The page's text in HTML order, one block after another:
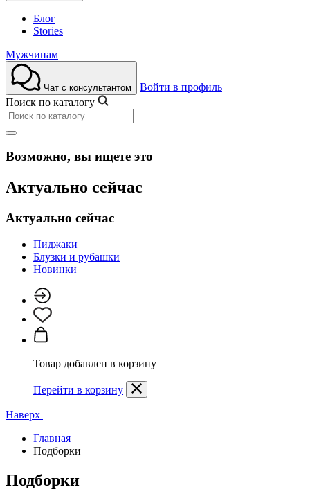
Блог
Stories
Мужчинам
Чат с консультантом
Войти в профиль
Поиск по каталогу
Возможно, вы ищете это
Актуально сейчас
Актуально сейчас
Пиджаки
Блузки и рубашки
Новинки
Товар добавлен в корзину
Перейти в корзину
Наверх
Главная
Подборки
Подборки